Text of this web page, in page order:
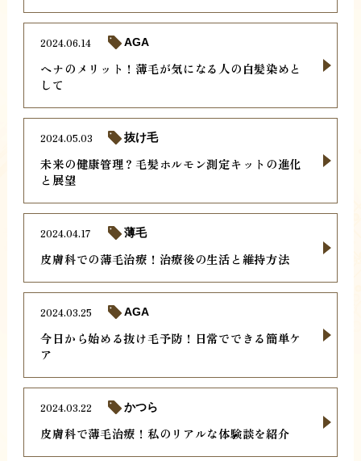
ヘナのメリット！薄毛が気になる人の白髪染めと
して
2024.06.14 AGA
未来の健康管理？毛髪ホルモン測定キットの進化
と展望
2024.05.03 抜け毛
皮膚科での薄毛治療！治療後の生活と維持方法
2024.04.17 薄毛
今日から始める抜け毛予防！日常でできる簡単ケ
ア
2024.03.25 AGA
皮膚科で薄毛治療！私のリアルな体験談を紹介
2024.03.22 かつら